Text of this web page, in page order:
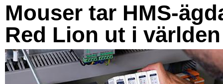
Mouser tar HMS-
Red Lion ut i världen